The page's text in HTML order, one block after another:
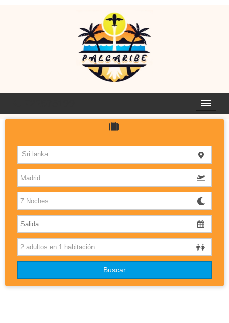
ISLAS
DESTINOS CON SABOR
PALCARIBE
OTROS DESTINOS
Sri lanka
Buscar